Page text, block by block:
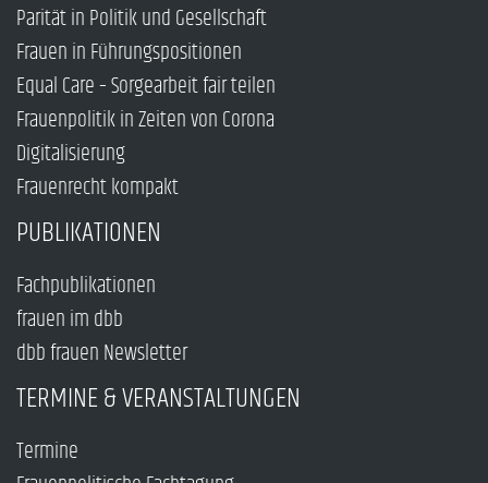
Parität in Politik und Gesellschaft
Frauen in Führungspositionen
Equal Care – Sorgearbeit fair teilen
Frauenpolitik in Zeiten von Corona
Digitalisierung
Frauenrecht kompakt
PUBLIKATIONEN
Fachpublikationen
frauen im dbb
dbb frauen Newsletter
TERMINE & VERANSTALTUNGEN
Termine